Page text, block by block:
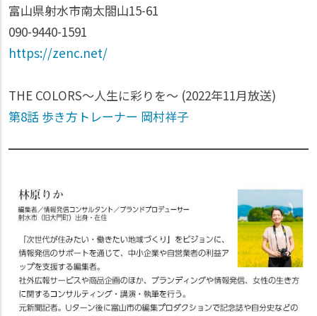
富山県射水市南太閤山15-61
090-9440-1591
https://zenc.net/
THE COLORS～人生に彩りを～ (2022年11月放送)
第8話 歩き方トレーナー 岡村祥子